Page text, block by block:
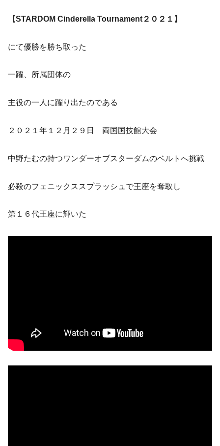
【STARDOM Cinderella Tournament２０２１】
にて優勝を勝ち取った
一躍、所属団体の
主役の一人に躍り出たのである
２０２１年１２月２９日 両国国技館大会
中野たむの持つワンダーオブスターダムのベルトへ挑戦
必殺のフェニックススプラッシュで王座を奪取し
第１６代王座に輝いた